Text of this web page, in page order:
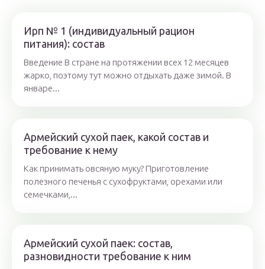
Ирп № 1 (индивидуальный рацион
питания): состав
Введение В стране на протяжении всех 12 месяцев
жарко, поэтому тут можно отдыхать даже зимой. В
январе...
Армейский сухой паек, какой состав и
требование к нему
Как принимать овсяную муку? Приготовление
полезного печенья с сухофруктами, орехами или
семечками,...
Армейский сухой паек: состав,
разновидности требование к ним